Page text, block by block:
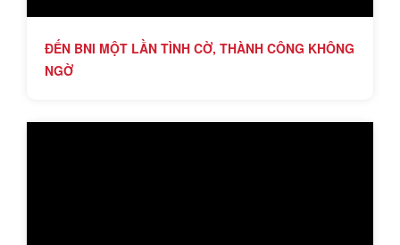
ĐẾN BNI MỘT LẦN TÌNH CỜ, THÀNH CÔNG KHÔNG
NGỜ